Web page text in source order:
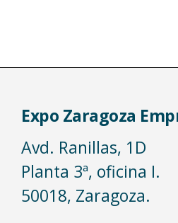
Expo Zaragoza
Avd. Ranillas, 1D
Planta 3ª, oficina I.
50018, Zaragoza.